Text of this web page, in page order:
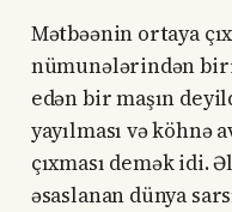
Mətbəənin ortaya
nümunələrindən
edən bir maşın
yayılması və
çıxması demək idi.
əsaslanan dünya